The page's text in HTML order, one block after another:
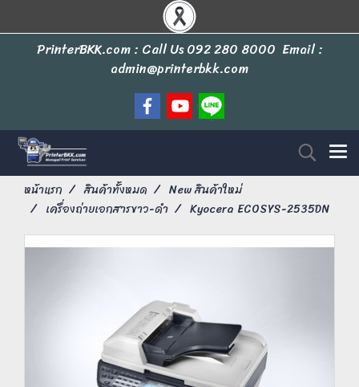
PrinterBKK.com : Call Us092 280 8000 Email :
admin@printerbkk.com
หน้าแรก สินค้าทั้งหมด
New สินค้าใหม่
เครื่องถ่ายเอกสารขาว-ดำ
Kyocera ECOSYS-2535DN